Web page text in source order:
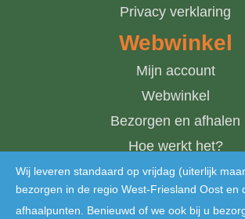
Privacy verklaring
Webwinkel
Mijn account
Webwinkel
Bezorgen en afhalen
Hoe werkt het?
Winkelwagen
Wij leveren standaard op vrijdag (uiterlijk
bezorgen in de regio West-Friesland Oost en
afhaalpunten. Benieuwd of we ook bij u